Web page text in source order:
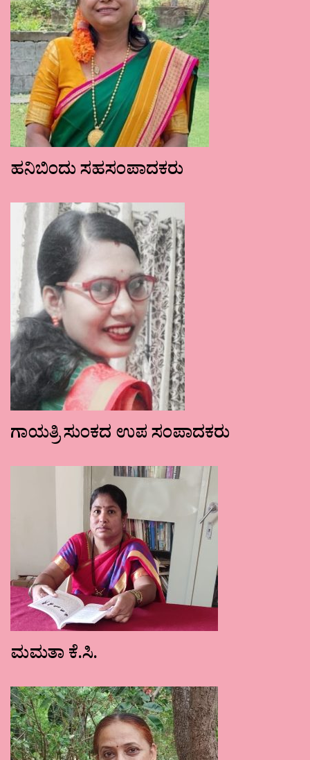
ಹನಿಬಿಂದು ಸಹಸಂಪಾದಕರು
ಗಾಯತ್ರಿ ಸುಂಕದ ಉಪ ಸಂಪಾದಕರು
ಮಮತಾ ಕೆ.ಸಿ.